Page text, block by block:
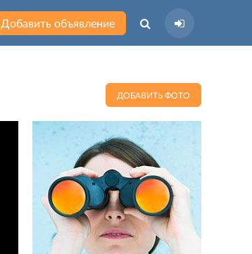
Добавить объявление
ДОБАВИТЬ ФОТО